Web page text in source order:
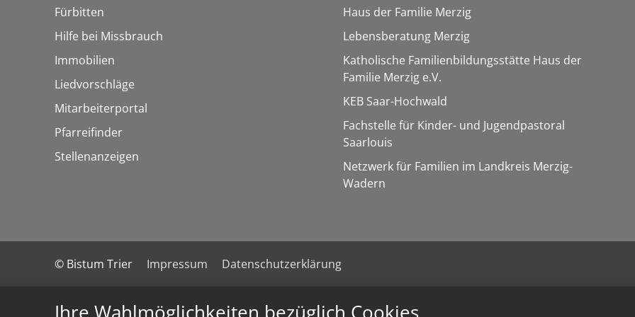
Fürbitten
Hilfe bei Missbrauch
Immobilien
Liedvorschläge
Mitarbeiterportal
Pfarreifinder
Stellenanzeigen
Haus der Familie Merzig
Lebensberatung Merzig
Katholische Familienbildungsstätte Haus der
Familie Merzig e.V.
KEB Saar-Hochwald
Fachstelle für Kinder- und Jugendpastoral
Saarlouis
Netzwerk für Familien im Landkreis Merzig-
Wadern
© Bistum Trier Impressum Datenschutzerklärung